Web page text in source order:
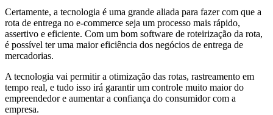
Certamente, a tecnologia é uma grande aliada para fazer com que a
rota de entrega no e-commerce seja um processo mais rápido,
assertivo e eficiente. Com um bom software de roteirização da rota,
é possível ter uma maior eficiência dos negócios de entrega de
mercadorias.
A tecnologia vai permitir a otimização das rotas, rastreamento em
tempo real, e tudo isso irá garantir um controle muito maior do
empreendedor e aumentar a confiança do consumidor com a
empresa.